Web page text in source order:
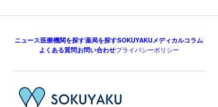
ニュース医療機関を探す薬局を探すSOKUYAKUメディカルコラム
よくある質問お問い合わせプライバシーポリシー